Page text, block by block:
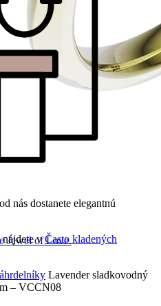
Jewel of Love.
nás dostanete elegantnú
nájdete vČasto kladených
Lavender sladkovodný
– VCCN08